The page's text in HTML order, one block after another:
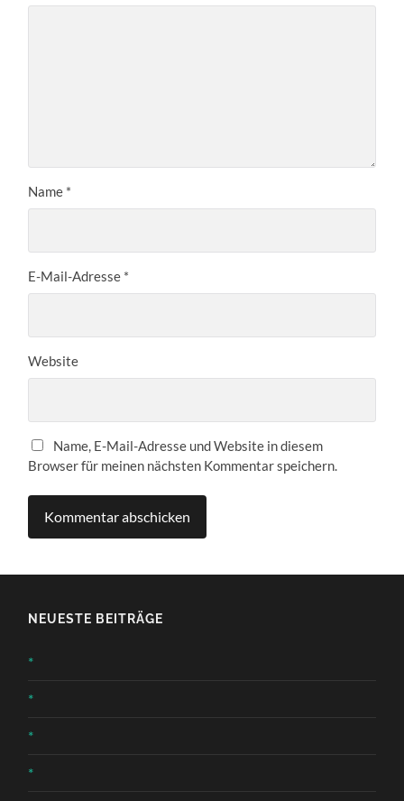
Name *
E-Mail-Adresse *
Website
Name, E-Mail-Adresse und Website in diesem
Browser für meinen nächsten Kommentar speichern.
NEUESTE BEITRÄGE
*
*
*
*